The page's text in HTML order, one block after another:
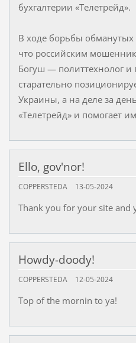
бухгалтерии «Телетрейд».
В ходе борьбы
что российским
Богуш — политтехнолог
старательно
Украины, а на деле за
«Телетрейд» и помогает
Ello, gov'nor!
COPPERSTEDA 13-05-2024
Thank you for your site and
Howdy-doody!
COPPERSTEDA 12-05-2024
Top of the mornin to ya!